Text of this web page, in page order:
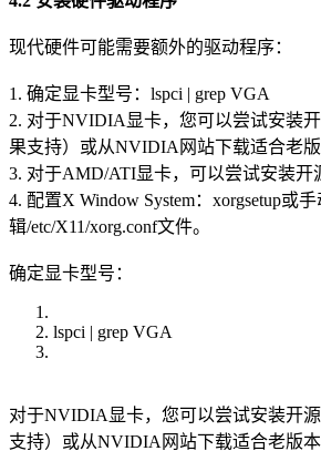
现代硬件可能需要额外的驱动程序：
1. 确定显卡型号：lspci | grep VGA
2. 对于NVIDIA显卡，您可以尝试安装开
果支持）或从NVIDIA网站下载适合老版
3. 对于AMD/ATI显卡，可以尝试安装开
4. 配置X Window System：xorgsetup或
辑/etc/X11/xorg.conf文件。
确定显卡型号：
lspci | grep VGA
对于NVIDIA显卡，您可以尝试安装开源
支持）或从NVIDIA网站下载适合老版本